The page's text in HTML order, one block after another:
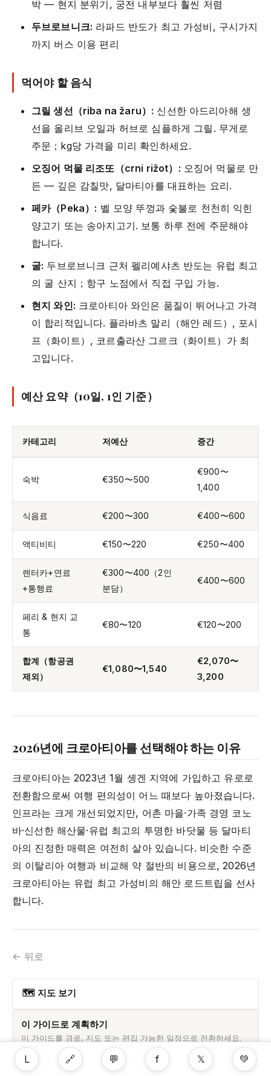
박 — 현지 분위기, 궁전 내부보다 훨씬 저렴
두브로브니크: 라파드 반도가 최고 가성비, 구시가지
까지 버스 이용 편리
먹어야 할 음식
그릴 생선（riba na žaru）: 신선한 아드리아해 생
선을 올리브 오일과 허브로 심플하게 그릴. 무게로
주문；kg당 가격을 미리 확인하세요.
오징어 먹물 리조또（crni rižot）: 오징어 먹물로 만
든 — 깊은 감칠맛, 달마티아를 대표하는 요리.
페카（Peka）: 벨 모양 뚜껑과 숯불로 천천히 익힌
양고기 또는 송아지고기. 보통 하루 전에 주문해야
합니다.
굴: 두브로브니크 근처 펠리예샤츠 반도는 유럽 최고
의 굴 산지；항구 노점에서 직접 구입 가능.
현지 와인: 크로아티아 와인은 품질이 뛰어나고 가격
이 합리적입니다. 플라바츠 말리（해안 레드）, 포시
프（화이트）, 코르출라산 그르크（화이트）가 최
고입니다.
예산 요약（10일, 1인 기준）
카테고리 저예산 중간
숙박 €350〜500
€900〜
1,400
식음료 €200〜300 €400〜600
액티비티 €150〜220 €250〜400
렌터카+연료
+통행료
€300〜400（2인
분담）
€400〜600
페리 & 현지 교
통
€80〜120 €120〜200
합계（항공권
제외）
€1,080〜1,540
€2,070〜
3,200
2026년에 크로아티아를 선택해야 하는 이유
크로아티아는 2023년 1월 솅겐 지역에 가입하고 유로로
전환함으로써 여행 편의성이 어느 때보다 높아졌습니다.
인프라는 크게 개선되었지만, 어촌 마을·가족 경영 코노
바·신선한 해산물·유럽 최고의 투명한 바닷물 등 달마티
아의 진정한 매력은 여전히 살아 있습니다. 비슷한 수준
의 이탈리아 여행과 비교해 약 절반의 비용으로, 2026년
크로아티아는 유럽 최고 가성비의 해안 로드트립을 선사
합니다.
← 뒤로
🗺 지도 보기
이 가이드로 계획하기
이 가이드를 경로, 지도 또는 편집 가능한 일정으로 전환하세요.
일정에 추가
L 🔗 💬 f 𝕏 💚